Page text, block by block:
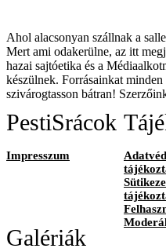
Ahol alacsonyan szállnak a
Mert ami odakerülne, az itt
hazai sajtóetika és a
készülnek. Forrásainkat
szivárogtasson bátran!
PestiSrácok
Impresszum
Galériák